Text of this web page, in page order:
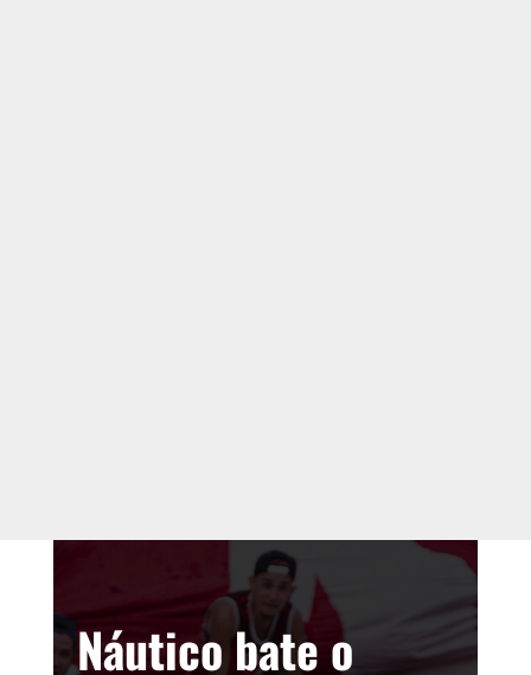
Náutico bate o